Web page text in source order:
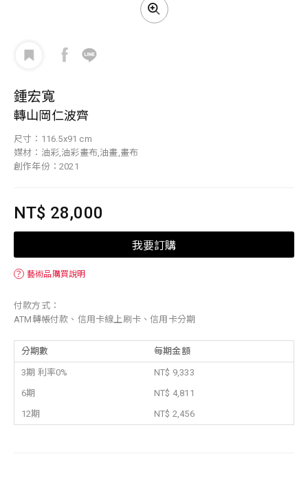
鍾宏寬
轉山岡仁波齊
尺寸：116.5x91 cm
媒材：油彩,油彩畫布,油畫,畫布
創作年份：2021
NT$ 28,000
我要訂購
？ 藝術品購買說明
付款方式：
ATM轉帳付款、信用卡線上刷卡、信用卡分期
分期數 每期金額
3期 利率0%
NT$ 9,333
6期
NT$ 4,811
12期
NT$ 2,456